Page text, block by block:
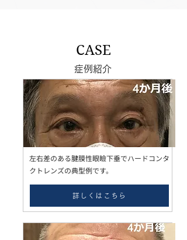
CASE
症例紹介
左右差のある腱膜性眼瞼下垂でハードコンタ
クトレンズの典型例です。
詳しくはこちら